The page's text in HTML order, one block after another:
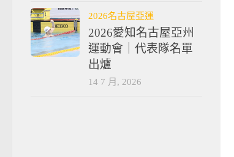
2026名古屋亞運
2026愛知名古屋亞州
運動會｜代表隊名單
出爐
14 7 月, 2026